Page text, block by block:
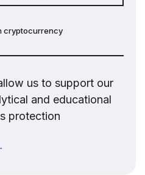
cryptocurrency
us to support our
and educational
protection